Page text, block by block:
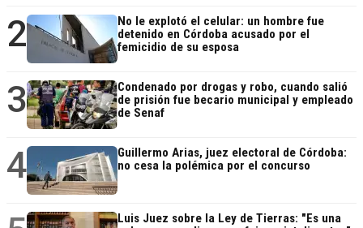
2
No le explotó el celular: un hombre fue
detenido en Córdoba acusado por el
femicidio de su esposa
3
Condenado por drogas y robo, cuando salió
de prisión fue becario municipal y empleado
de Senaf
4
Guillermo Arias, juez electoral de Córdoba:
no cesa la polémica por el concurso
Luis Juez sobre la Ley de Tierras: "Es una